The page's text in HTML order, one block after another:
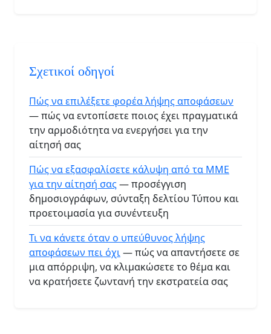
Σχετικοί οδηγοί
Πώς να επιλέξετε φορέα λήψης αποφάσεων
— πώς να εντοπίσετε ποιος έχει πραγματικά
την αρμοδιότητα να ενεργήσει για την
αίτησή σας
Πώς να εξασφαλίσετε κάλυψη από τα ΜΜΕ
για την αίτησή σας— προσέγγιση
δημοσιογράφων, σύνταξη δελτίου Τύπου και
προετοιμασία για συνέντευξη
Τι να κάνετε όταν ο υπεύθυνος λήψης
αποφάσεων πει όχι— πώς να απαντήσετε σε
μια απόρριψη, να κλιμακώσετε το θέμα και
να κρατήσετε ζωντανή την εκστρατεία σας